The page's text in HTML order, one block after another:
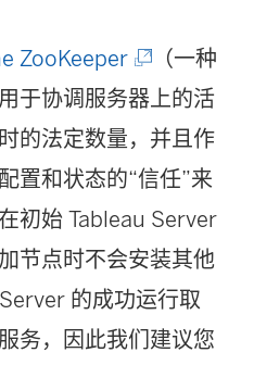
ZooKeeper(
链
接
在
新
窗
口
中
（一种
于协调服务器上的活
的法定数量，并且作
置和状态的“信任”来
初始 Tableau Server
节点时不会安装其他
的成功运行取
务，因此我们建议您